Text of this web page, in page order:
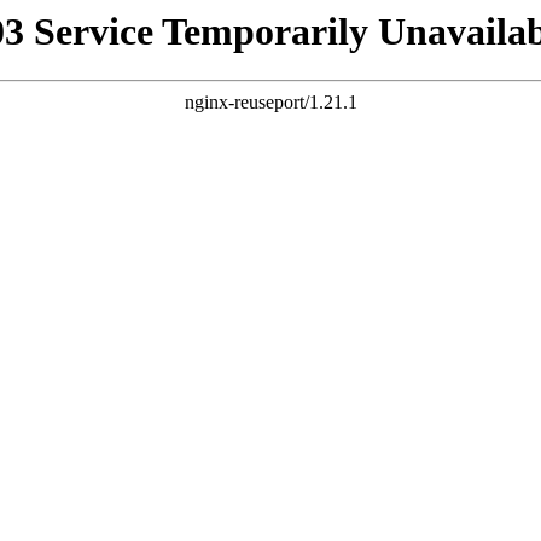
Service Temporarily
nginx-reuseport/1.21.1